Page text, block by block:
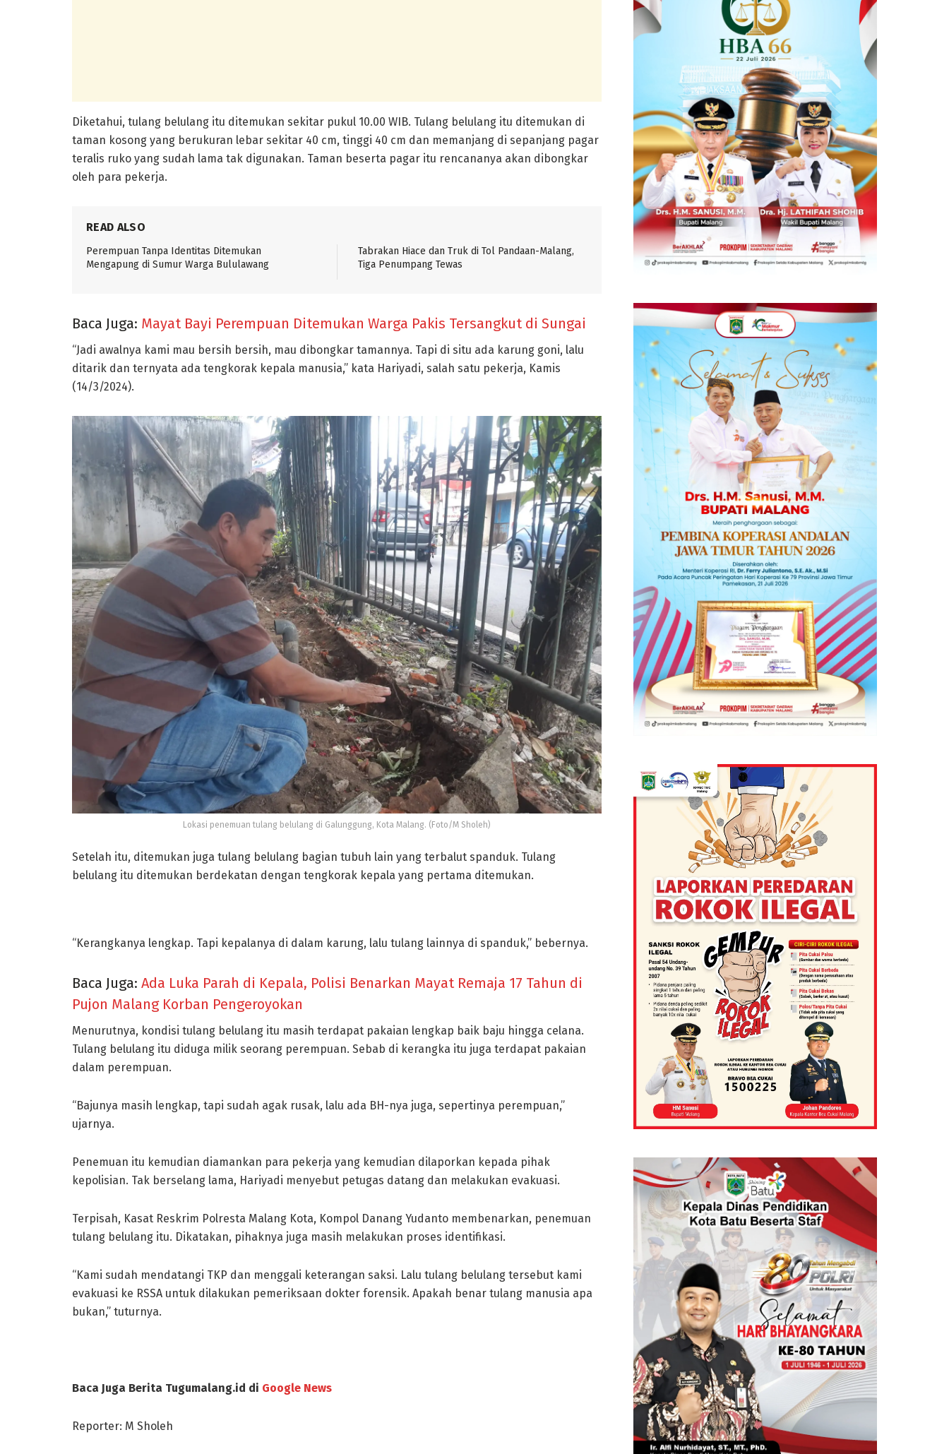
Diketahui, tulang belulang itu ditemukan sekitar pukul 10.00 WIB. Tulang belulang itu ditemukan di
taman kosong yang berukuran lebar sekitar 40 cm, tinggi 40 cm dan memanjang di sepanjang pagar
teralis ruko yang sudah lama tak digunakan. Taman beserta pagar itu rencananya akan dibongkar
oleh para pekerja.
READ ALSO
Perempuan Tanpa Identitas Ditemukan
Mengapung di Sumur Warga Bululawang
Tabrakan Hiace dan Truk di Tol Pandaan-Malang,
Tiga Penumpang Tewas
Baca Juga: Mayat Bayi Perempuan Ditemukan Warga Pakis Tersangkut di Sungai
“Jadi awalnya kami mau bersih bersih, mau dibongkar tamannya. Tapi di situ ada karung goni, lalu
ditarik dan ternyata ada tengkorak kepala manusia,” kata Hariyadi, salah satu pekerja, Kamis
(14/3/2024).
Lokasi penemuan tulang belulang di Galunggung, Kota Malang. (Foto/M Sholeh)
Setelah itu, ditemukan juga tulang belulang bagian tubuh lain yang terbalut spanduk. Tulang
belulang itu ditemukan berdekatan dengan tengkorak kepala yang pertama ditemukan.
“Kerangkanya lengkap. Tapi kepalanya di dalam karung, lalu tulang lainnya di spanduk,” bebernya.
Baca Juga: Ada Luka Parah di Kepala, Polisi Benarkan Mayat Remaja 17 Tahun di
Pujon Malang Korban Pengeroyokan
Menurutnya, kondisi tulang belulang itu masih terdapat pakaian lengkap baik baju hingga celana.
Tulang belulang itu diduga milik seorang perempuan. Sebab di kerangka itu juga terdapat pakaian
dalam perempuan.
“Bajunya masih lengkap, tapi sudah agak rusak, lalu ada BH-nya juga, sepertinya perempuan,”
ujarnya.
Penemuan itu kemudian diamankan para pekerja yang kemudian dilaporkan kepada pihak
kepolisian. Tak berselang lama, Hariyadi menyebut petugas datang dan melakukan evakuasi.
Terpisah, Kasat Reskrim Polresta Malang Kota, Kompol Danang Yudanto membenarkan, penemuan
tulang belulang itu. Dikatakan, pihaknya juga masih melakukan proses identifikasi.
“Kami sudah mendatangi TKP dan menggali keterangan saksi. Lalu tulang belulang tersebut kami
evakuasi ke RSSA untuk dilakukan pemeriksaan dokter forensik. Apakah benar tulang manusia apa
bukan,” tuturnya.
Baca Juga Berita Tugumalang.id di Google News
Reporter: M Sholeh